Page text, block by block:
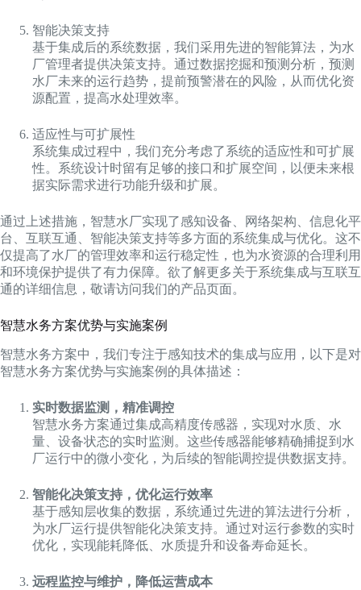
智能决策支持
基于集成后的系统数据，我们采用先进的智能算法，为水
厂管理者提供决策支持。通过数据挖掘和预测分析，预测
水厂未来的运行趋势，提前预警潜在的风险，从而优化资
源配置，提高水处理效率。
适应性与可扩展性
系统集成过程中，我们充分考虑了系统的适应性和可扩展
性。系统设计时留有足够的接口和扩展空间，以便未来根
据实际需求进行功能升级和扩展。
通过上述措施，智慧水厂实现了感知设备、网络架构、信息化平
台、互联互通、智能决策支持等多方面的系统集成与优化。这不
仅提高了水厂的管理效率和运行稳定性，也为水资源的合理利用
和环境保护提供了有力保障。欲了解更多关于系统集成与互联互
通的详细信息，敬请访问我们的产品页面。
智慧水务方案优势与实施案例
智慧水务方案中，我们专注于感知技术的集成与应用，以下是对
智慧水务方案优势与实施案例的具体描述：
实时数据监测，精准调控
智慧水务方案通过集成高精度传感器，实现对水质、水
量、设备状态的实时监测。这些传感器能够精确捕捉到水
厂运行中的微小变化，为后续的智能调控提供数据支持。
智能化决策支持，优化运行效率
基于感知层收集的数据，系统通过先进的算法进行分析，
为水厂运行提供智能化决策支持。通过对运行参数的实时
优化，实现能耗降低、水质提升和设备寿命延长。
远程监控与维护，降低运营成本